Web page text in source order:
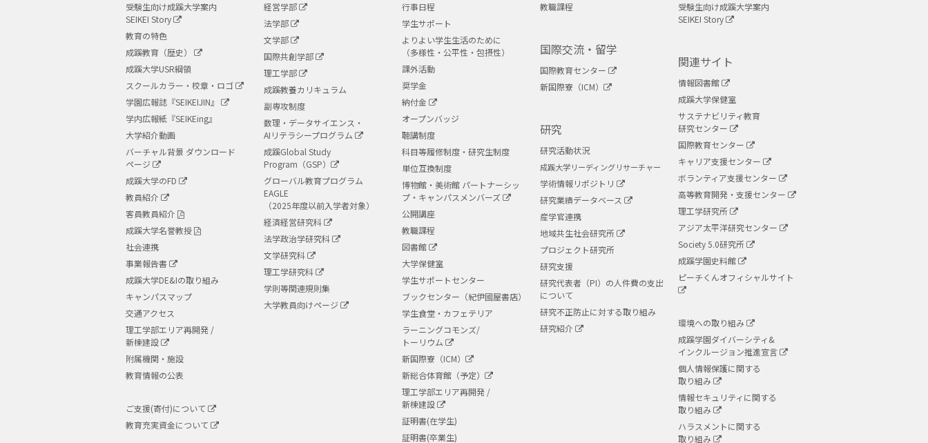
受験生向け成蹊大学案内
SEIKEI Story
教育の特色
成蹊教育（歴史）
成蹊大学USR綱領
スクールカラー・校章・ロゴ
学園広報誌『SEIKEIJIN』
学内広報紙『SEIKEing』
大学紹介動画
バーチャル背景 ダウンロード
ページ
成蹊大学のFD
教員紹介
客員教員紹介
成蹊大学名誉教授
社会連携
事業報告書
成蹊大学DE&Iの取り組み
キャンパスマップ
交通アクセス
理工学部エリア再開発 /
新棟建設
附属機関・施設
教育情報の公表
ご支援(寄付)について
教育充実資金について
経営学部
法学部
文学部
国際共創学部
理工学部
成蹊教養カリキュラム
副専攻制度
数理・データサイエンス・
AIリテラシープログラム
成蹊Global Study
Program（GSP）
グローバル教育プログラム
EAGLE
（2025年度以前入学者対象）
経済経営研究科
法学政治学研究科
文学研究科
理工学研究科
学則等関連規則集
大学教員向けページ
行事日程
学生サポート
よりよい学生生活のために
（多様性・公平性・包摂性）
課外活動
奨学金
納付金
オープンバッジ
聴講制度
科目等履修制度・研究生制度
単位互換制度
博物館・美術館 パートナーシッ
プ・キャンパスメンバーズ
公開講座
教職課程
図書館
大学保健室
学生サポートセンター
ブックセンター（紀伊國屋書店）
学生食堂・カフェテリア
ラーニングコモンズ/
トーリウム
新国際寮（ICM）
新総合体育館（予定）
理工学部エリア再開発 /
新棟建設
証明書(在学生)
証明書(卒業生)
教職課程
国際交流・留学
国際教育センター
新国際寮（ICM）
研究
研究活動状況
成蹊大学リーディングリサーチャー
学術情報リポジトリ
研究業績データベース
産学官連携
地域共生社会研究所
プロジェクト研究所
研究支援
研究代表者（PI）の人件費の支出
について
研究不正防止に対する取り組み
研究紹介
受験生向け成蹊大学案内
SEIKEI Story
関連サイト
情報図書館
成蹊大学保健室
サステナビリティ教育
研究センター
国際教育センター
キャリア支援センター
ボランティア支援センター
高等教育開発・支援センター
理工学研究所
アジア太平洋研究センター
Society 5.0研究所
成蹊学園史料館
ピーチくんオフィシャルサイト
環境への取り組み
成蹊学園ダイバーシティ&
インクルージョン推進宣言
個人情報保護に関する
取り組み
情報セキュリティに関する
取り組み
ハラスメントに関する
取り組み